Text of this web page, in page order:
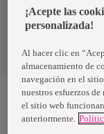
Nosotras, una
¡Acepte las
personalizada!
Al hacer clic en
almacenamiento de
navegación en el
nuestros esfuerzos
el sitio web
anteriormente.